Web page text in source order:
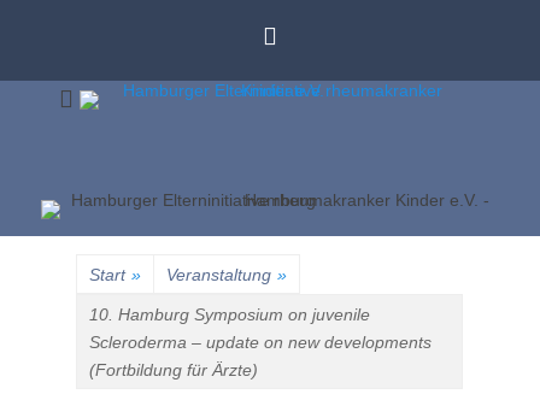
Unser Ziel ist die Verbesserung der Behandlung rheumakranker
Start » Veranstaltung »
10. Hamburg Symposium on juvenile
Scleroderma – update on new developments
(Fortbildung für Ärzte)